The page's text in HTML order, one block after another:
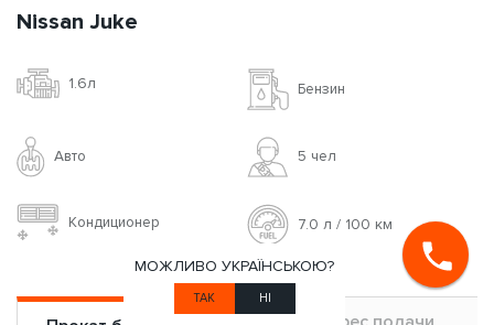
МОЖЛИВО УКРАЇНСЬКОЮ?
ТАК НІ
Nissan Juke
1.6л Бензин
Авто 5 чел
Кондиционер 7.0 л / 100 км